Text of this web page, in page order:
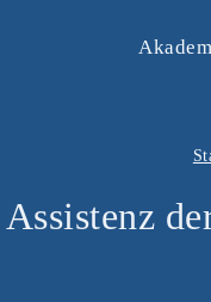
Assistenz